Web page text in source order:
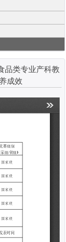
品类专业产科教
成效